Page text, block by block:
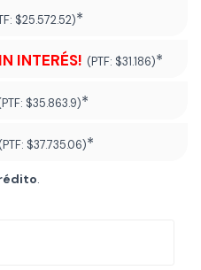
$25.572.52)*
INTERÉS! (PTF: $31.186)*
$35.863.9)*
$37.735.06)*
.